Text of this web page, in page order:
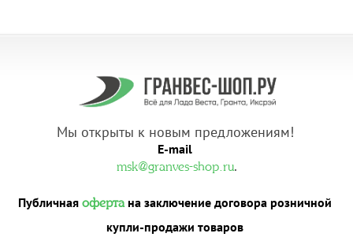
Мы открыты к новым предложениям!
E-mail
msk@granves-shop.ru.
Публичная офертана заключение договора розничной
купли-продажи товаров